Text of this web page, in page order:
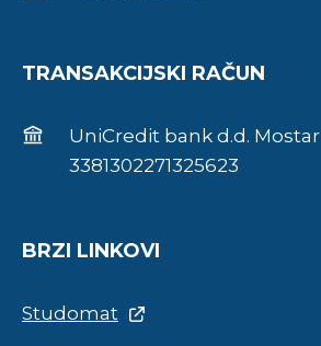
TRANSAKCIJSKI RAČUN
UniCredit bank d.d. Mostar
3381302271325623
BRZI LINKOVI
Studomat